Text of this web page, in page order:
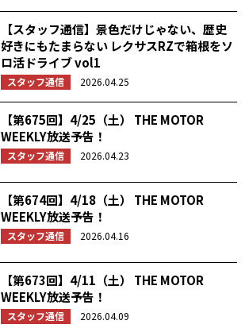
【スタッフ通信】景色だけじゃない、歴史
好きにもたまらない レクサスRZで箱根をソ
ロ活ドライブ vol1
スタッフ通信 2026.04.25
【第675回】4/25（土） THE MOTOR
WEEKLY放送予告！
スタッフ通信 2026.04.23
【第674回】4/18（土） THE MOTOR
WEEKLY放送予告！
スタッフ通信 2026.04.16
【第673回】4/11（土） THE MOTOR
WEEKLY放送予告！
スタッフ通信 2026.04.09